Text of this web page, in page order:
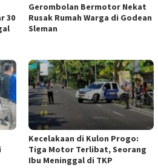
30
Gerombolan Bermotor Nekat
Rusak Rumah Warga di Godean
Sleman
Kecelakaan di Kulon Progo:
Tiga Motor Terlibat, Seorang
Ibu Meninggal di TKP